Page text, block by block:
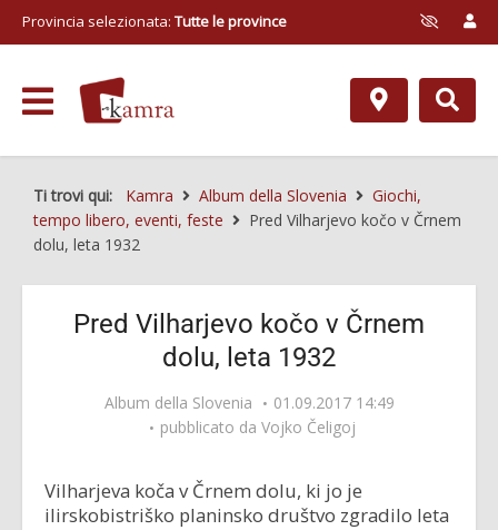
Provincia selezionata: Tutte le province
Ti trovi qui: Kamra Album della Slovenia
Giochi,
tempo libero, eventi, feste
Pred Vilharjevo kočo v Črnem
dolu, leta 1932
Pred Vilharjevo kočo v Črnem
dolu, leta 1932
Album della Slovenia
01.09.2017 14:49
pubblicato da Vojko Čeligoj
Vilharjeva koča v Črnem dolu, ki jo je
ilirskobistriško planinsko društvo zgradilo leta